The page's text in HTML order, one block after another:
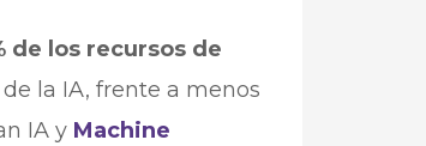
de los recursos de
la IA, frente a menos
IA y Machine